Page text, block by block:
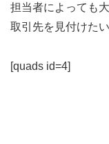
担当者によっても
取引先を見付けた
[quads id=4]